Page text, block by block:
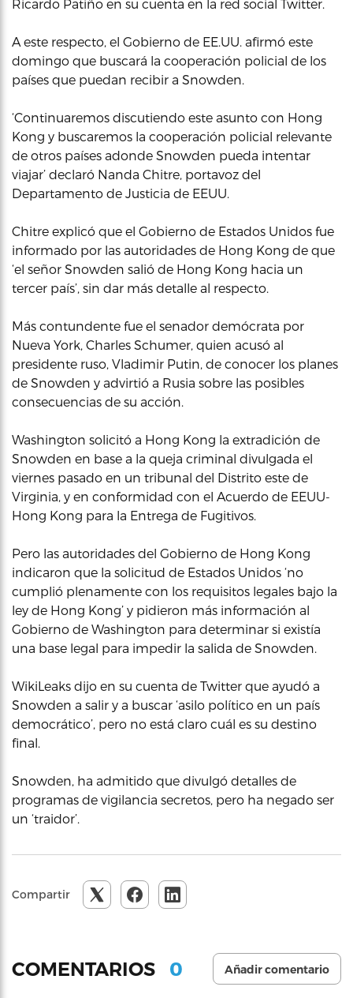
Ricardo Patiño en su cuenta en la red social Twitter.
A este respecto, el Gobierno de EE.UU. afirmó este
domingo que buscará la cooperación policial de los
países que puedan recibir a Snowden.
‘Continuaremos discutiendo este asunto con Hong
Kong y buscaremos la cooperación policial relevante
de otros países adonde Snowden pueda intentar
viajar’ declaró Nanda Chitre, portavoz del
Departamento de Justicia de EEUU.
Chitre explicó que el Gobierno de Estados Unidos fue
informado por las autoridades de Hong Kong de que
‘el señor Snowden salió de Hong Kong hacia un
tercer país’, sin dar más detalle al respecto.
Más contundente fue el senador demócrata por
Nueva York, Charles Schumer, quien acusó al
presidente ruso, Vladimir Putin, de conocer los planes
de Snowden y advirtió a Rusia sobre las posibles
consecuencias de su acción.
Washington solicitó a Hong Kong la extradición de
Snowden en base a la queja criminal divulgada el
viernes pasado en un tribunal del Distrito este de
Virginia, y en conformidad con el Acuerdo de EEUU-
Hong Kong para la Entrega de Fugitivos.
Pero las autoridades del Gobierno de Hong Kong
indicaron que la solicitud de Estados Unidos ‘no
cumplió plenamente con los requisitos legales bajo la
ley de Hong Kong’ y pidieron más información al
Gobierno de Washington para determinar si existía
una base legal para impedir la salida de Snowden.
WikiLeaks dijo en su cuenta de Twitter que ayudó a
Snowden a salir y a buscar ‘asilo político en un país
democrático’, pero no está claro cuál es su destino
final.
Snowden, ha admitido que divulgó detalles de
programas de vigilancia secretos, pero ha negado ser
un ‘traidor’.
Compartir
COMENTARIOS 0 Añadir comentario